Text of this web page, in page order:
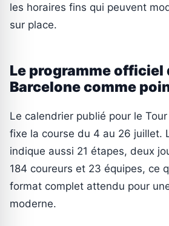
les horaires fins qui peuvent
sur place.
Le programme officiel
Barcelone comme
Le calendrier publié pour le
fixe la course du 4 au 26 juillet.
indique aussi 21 étapes, deux
184 coureurs et 23 équipes, ce
format complet attendu pour
moderne.